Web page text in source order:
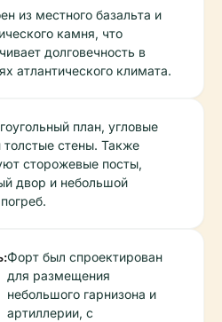
из местного базальта и
камня, что
долговечность в
атлантического климата.
план, угловые
толстые стены. Также
сторожевые посты,
двор и небольшой
Форт был спроектирован
для размещения
небольшого гарнизона и
артиллерии, с